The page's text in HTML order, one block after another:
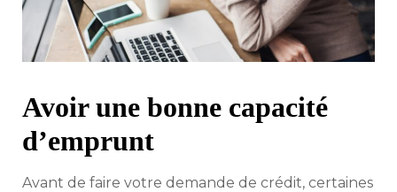
Avoir une bonne capacité
d’emprunt
Avant de faire votre demande de crédit, certaines